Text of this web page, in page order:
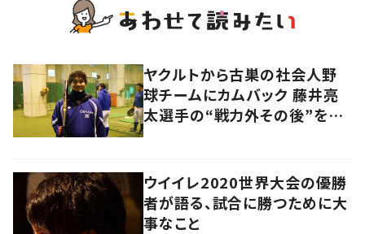
ヤクルトから古巣の社会人野
球チームにカムバック 藤井亮
太選手の“戦力外その後”を追
ウイイレ2020世界大会の優勝
者が語る、試合に勝つために大
事なこと